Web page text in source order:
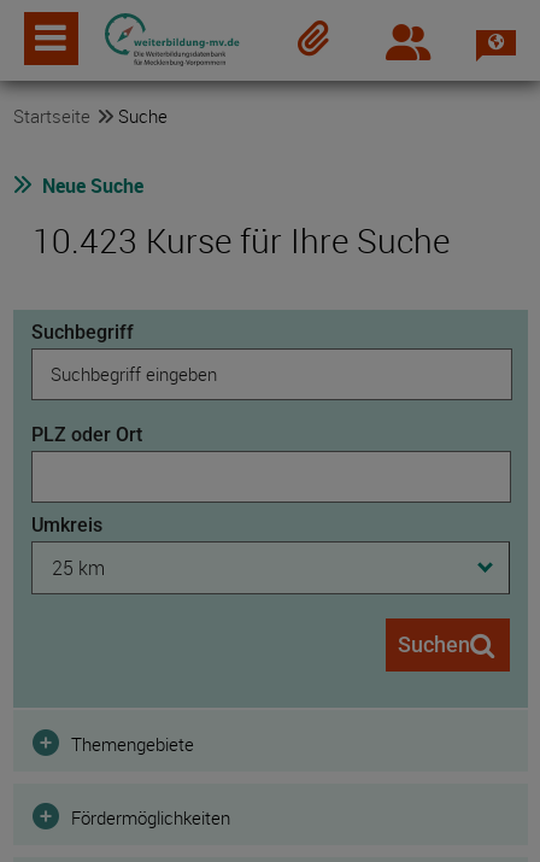
Login
Startseite Suche
Neue Suche
10.423 Kurse für Ihre Suche
Suchbegriff
PLZ oder Ort
Umkreis
25 km
Suchen
Filter
Themengebiete
Fördermöglichkeiten